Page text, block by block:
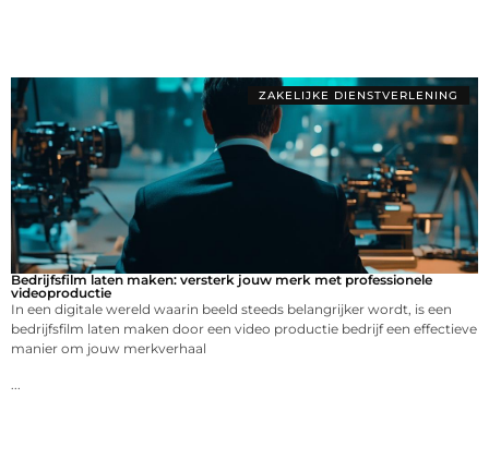
ZAKELIJKE DIENSTVERLENING
Bedrijfsfilm laten maken: versterk jouw merk met professionele
videoproductie
In een digitale wereld waarin beeld steeds belangrijker wordt, is een
bedrijfsfilm laten maken door een video productie bedrijf een effectieve
manier om jouw merkverhaal